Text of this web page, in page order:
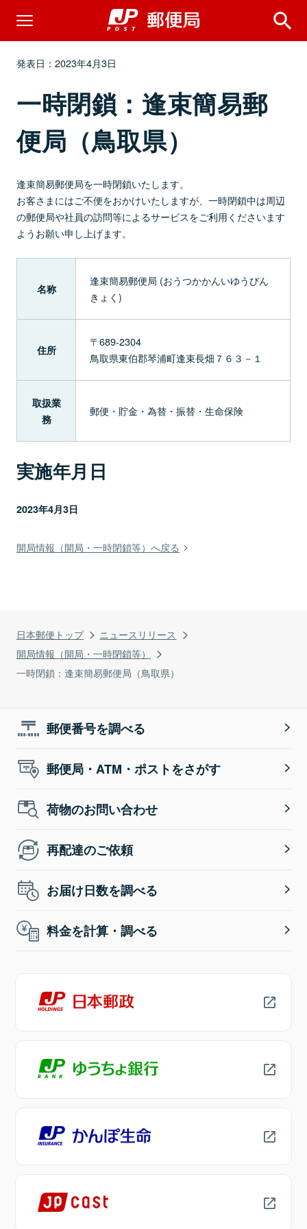
日本郵便トップ
ニュースリリース
開局情報（開局・一時閉鎖等）
一時閉鎖：逢束簡易郵便局（鳥取県）
発表日：2023年4月3日
一時閉鎖：逢束簡易郵
便局（鳥取県）
逢束簡易郵便局を一時閉鎖いたします。
お客さまにはご不便をおかけいたしますが、一時閉鎖中は周辺
の郵便局や社員の訪問等によるサービスをご利用くださいます
ようお願い申し上げます。
名称
逢束簡易郵便局 (おうつかかんいゆうびん
きょく)
住所
〒689-2304
鳥取県東伯郡琴浦町逢束長畑７６３－１
取扱業
務
郵便・貯金・為替・振替・生命保険
実施年月日
2023年4月3日
開局情報（開局・一時閉鎖等）へ戻る
郵便番号を調べる
郵便局・ATM・ポストをさがす
荷物のお問い合わせ
再配達のご依頼
お届け日数を調べる
料金を計算・調べる